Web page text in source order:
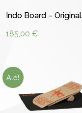
Indo Board – Original
185,00 €
Ale!